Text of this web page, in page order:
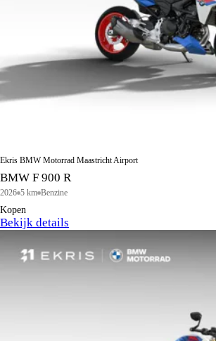
Ekris BMW Motorrad Maastricht Airport
BMW F 900 R
2026 5 km Benzine
Kopen
Bekijk details